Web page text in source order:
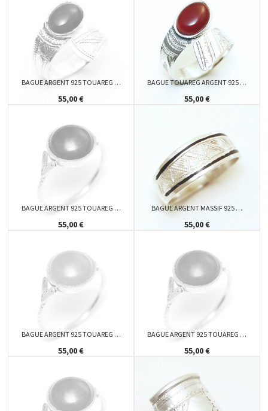
BAGUE ARGENT 925 TOUAREG …
55,00 €
BAGUE TOUAREG ARGENT 925 …
55,00 €
BAGUE ARGENT 925 TOUAREG …
55,00 €
BAGUE ARGENT MASSIF 925 …
55,00 €
BAGUE ARGENT 925 TOUAREG …
55,00 €
BAGUE ARGENT 925 TOUAREG …
55,00 €